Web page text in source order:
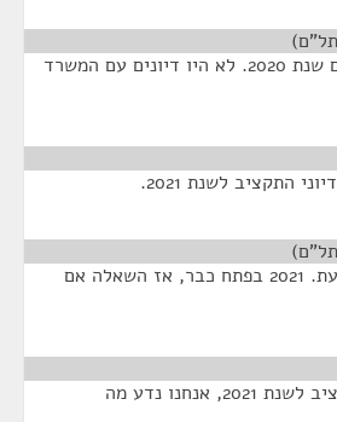
שאנחנו חודש לפני סיום שנת 2020. לא היו דיונים עם המשרד
התקציב לשנת 2021.
אני שואלת. אני לא יודעת. 2021 בפתח כבר, אז השאלה אם
ברגע שיחלו דיוני התקציב לשנת 2021, אנחנו נדע מה